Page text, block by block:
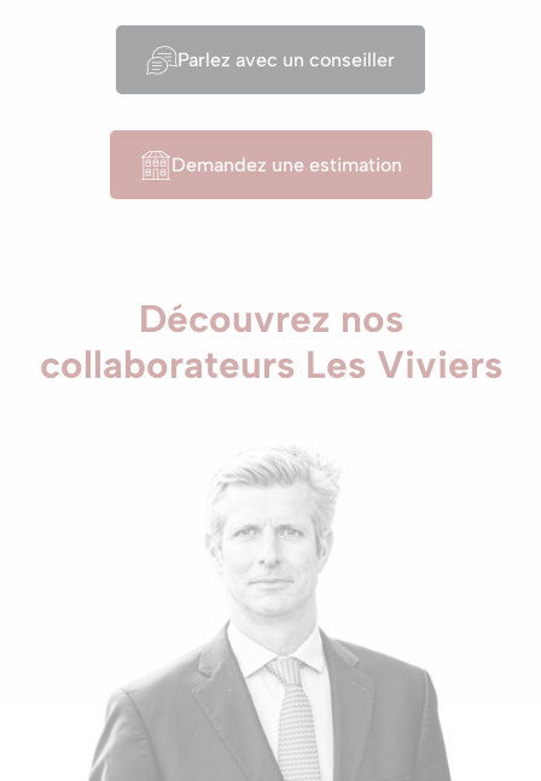
Parlez avec un conseiller
Demandez une estimation
Découvrez nos
collaborateurs Les Viviers